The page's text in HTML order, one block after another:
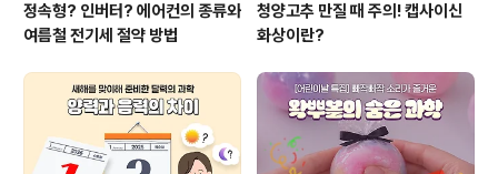
정속형? 인버터? 에어컨의 종류와
여름철 전기세 절약 방법
청양고추 만질 때 주의! 캡사이신
화상이란?